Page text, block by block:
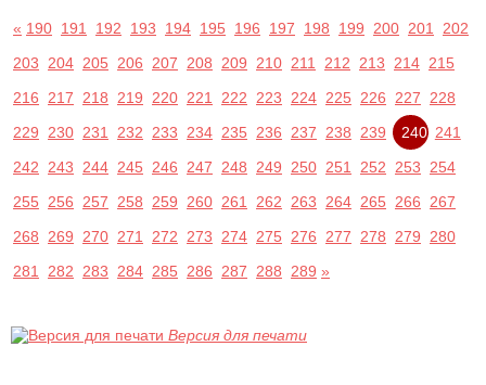
« 190 191 192 193 194 195 196 197 198 199 200 201 202
203 204 205 206 207 208 209 210 211 212 213 214 215
216 217 218 219 220 221 222 223 224 225 226 227 228
229 230 231 232 233 234 235 236 237 238 239 240 241
242 243 244 245 246 247 248 249 250 251 252 253 254
255 256 257 258 259 260 261 262 263 264 265 266 267
268 269 270 271 272 273 274 275 276 277 278 279 280
281 282 283 284 285 286 287 288 289 »
Версия для печати